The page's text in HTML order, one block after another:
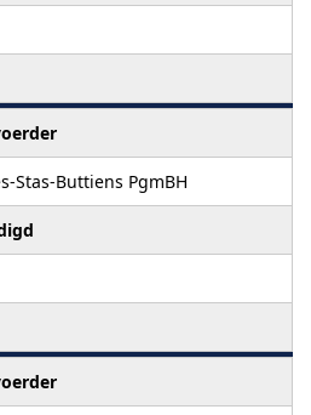
Stas-Buttiens PgmBH